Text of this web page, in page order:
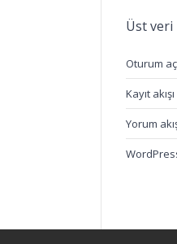
Üst veri
Oturum aç
Kayıt akışı
Yorum